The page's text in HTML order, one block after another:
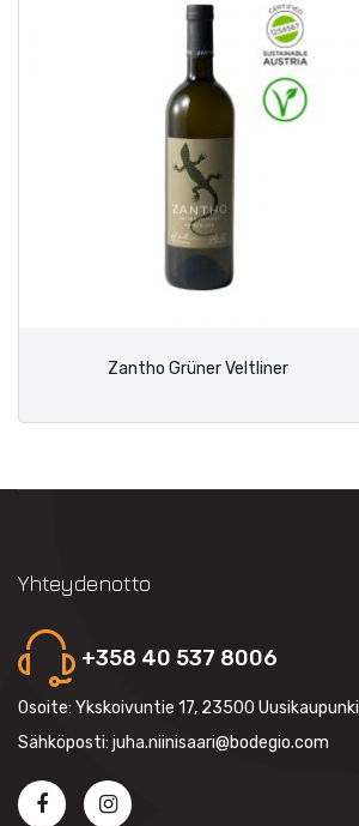
Zantho Grüner Veltliner
Yhteydenotto
+358 40 537 8006
Osoite: Ykskoivuntie 17, 23500 Uusikaupunki
Sähköposti: juha.niinisaari@bodegio.com